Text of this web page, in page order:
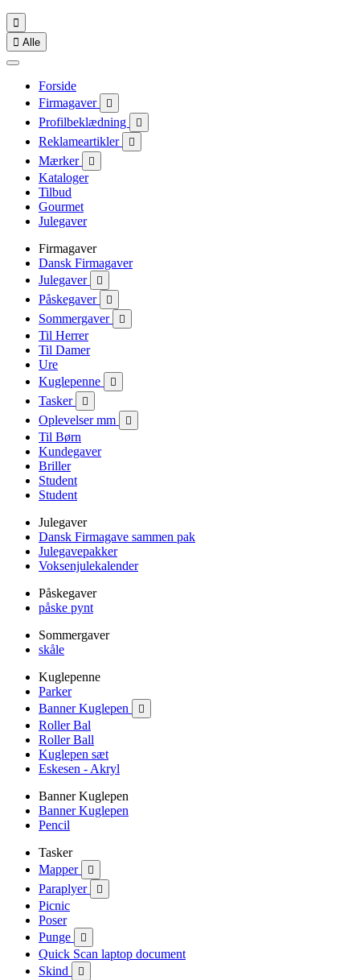

 Alle
Forside
Firmagaver

Profilbeklædning 
Reklameartikler 
Mærker 
Kataloger
Tilbud
Gourmet
Julegaver
Firmagaver
Dansk Firmagaver
Julegaver

Påskegaver 
Sommergaver 
Til Herrer
Til Damer
Ure
Kuglepenne

Tasker 
Oplevelser mm 
Til Børn
Kundegaver
Briller
Student
Student
Julegaver
Dansk Firmagave sammen pak
Julegavepakker
Voksenjulekalender
Påskegaver
påske pynt
Sommergaver
skåle
Kuglepenne
Parker
Banner Kuglepen

Roller Bal
Roller Ball
Kuglepen sæt
Eskesen - Akryl
Banner Kuglepen
Banner Kuglepen
Pencil
Tasker
Mapper

Paraplyer 
Picnic
Poser
Punge

Quick Scan laptop document
Skind
